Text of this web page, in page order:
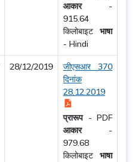
आकार -
915.64
किलोबाइट भाषा
- Hindi
28/12/2019
जीएसआर 370
दिनांक
28.12.2019
प्रारूप- PDF
आकार -
979.68
किलोबाइट भाषा